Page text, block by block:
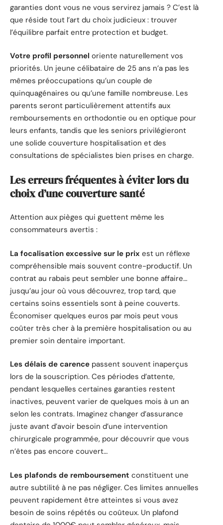
garanties dont vous ne vous servirez jamais ? C’est là
que réside tout l’art du choix judicieux : trouver
l’équilibre parfait entre protection et budget.
Votre profil personnel oriente naturellement vos
priorités. Un jeune célibataire de 25 ans n’a pas les
mêmes préoccupations qu’un couple de
quinquagénaires ou qu’une famille nombreuse. Les
parents seront particulièrement attentifs aux
remboursements en orthodontie ou en optique pour
leurs enfants, tandis que les seniors privilégieront
une solide couverture hospitalisation et des
consultations de spécialistes bien prises en charge.
Les erreurs fréquentes à éviter lors du
choix d’une couverture santé
Attention aux pièges qui guettent même les
consommateurs avertis :
La focalisation excessive sur le prix est un réflexe
compréhensible mais souvent contre-productif. Un
contrat au rabais peut sembler une bonne affaire…
jusqu’au jour où vous découvrez, trop tard, que
certains soins essentiels sont à peine couverts.
Économiser quelques euros par mois peut vous
coûter très cher à la première hospitalisation ou au
premier soin dentaire important.
Les délais de carence passent souvent inaperçus
lors de la souscription. Ces périodes d’attente,
pendant lesquelles certaines garanties restent
inactives, peuvent varier de quelques mois à un an
selon les contrats. Imaginez changer d’assurance
juste avant d’avoir besoin d’une intervention
chirurgicale programmée, pour découvrir que vous
n’êtes pas encore couvert…
Les plafonds de remboursement constituent une
autre subtilité à ne pas négliger. Ces limites annuelles
peuvent rapidement être atteintes si vous avez
besoin de soins répétés ou coûteux. Un plafond